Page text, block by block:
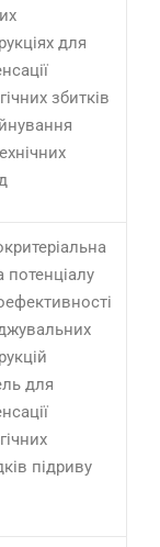
для
збитків
потенціалу
для
підриву